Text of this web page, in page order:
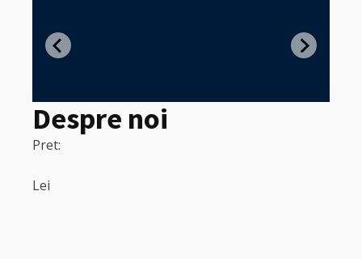
Despre noi
Pret:
Lei